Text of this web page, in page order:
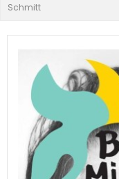
Schmitt